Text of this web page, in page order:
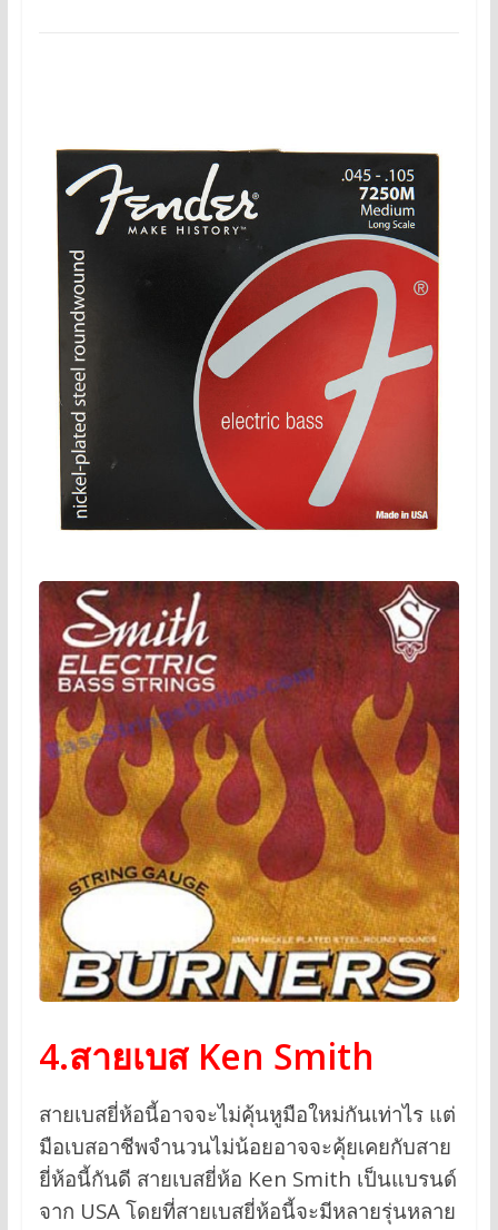
4.สายเบส Ken Smith
สายเบสยี่ห้อนี้อาจจะไม่คุ้นหูมือใหม่กันเท่าไร แต่
มือเบสอาชีพจำนวนไม่น้อยอาจจะคุ้ยเคยกับสาย
ยี่ห้อนี้กันดี สายเบสยี่ห้อ Ken Smith เป็นแบรนด์
จาก USA โดยที่สายเบสยี่ห้อนี้จะมีหลายรุ่นหลาย